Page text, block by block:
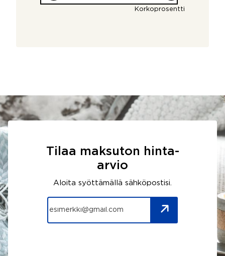
Korkoprosentti
Tilaa maksuton hinta-
arvio
Aloita syöttämällä sähköpostisi.